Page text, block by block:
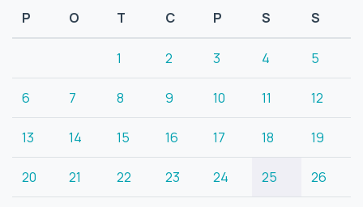
P O T C P S S
1 2 3 4 5
6 7 8 9 10 11 12
13 14 15 16 17 18 19
20 21 22 23 24 25 26